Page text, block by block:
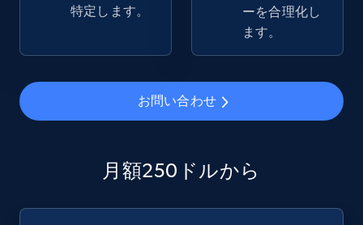
Google Shopping
Rating, Reviews count, Images, Variations, and
特定します。
ーを合理化し
ます。
お問い合わせ
月額250ドルから